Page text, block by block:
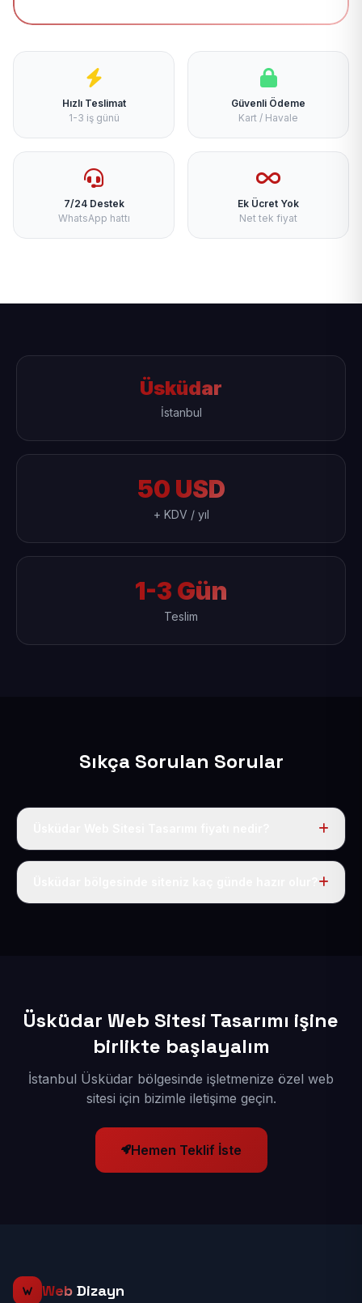
Hızlı Teslimat
1-3 iş günü
Güvenli Ödeme
Kart / Havale
7/24 Destek
WhatsApp hattı
Ek Ücret Yok
Net tek fiyat
Üsküdar
İstanbul
50 USD
+ KDV / yıl
1-3 Gün
Teslim
Sıkça Sorulan Sorular
Tek fiyat uygulanır: yıllık 50 USD + KDV. Bu bedele alan
Üsküdar Web Sitesi Tasarımı işine
birlikte başlayalım
İstanbul Üsküdar bölgesinde işletmenize özel web
sitesi için bizimle iletişime geçin.
Hemen Teklif İste
Web Dizayn